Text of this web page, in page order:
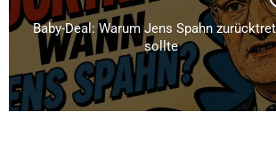
Baby-Deal: Warum Jens Spahn
sollte